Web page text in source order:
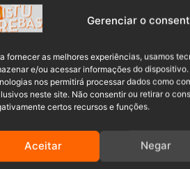
Gerenciar o
fornecer as melhores experiências, usamos
e/ou acessar informações do
nos permitirá processar dados como
neste site. Não consentir ou retirar o
certos recursos e funções.
Aceitar Negar
Homem agride ex-
de 31 anos com
cabeça em SC
Na tarde da última quinta-feira
18h15min, uma ocorrência de
Leia mais »